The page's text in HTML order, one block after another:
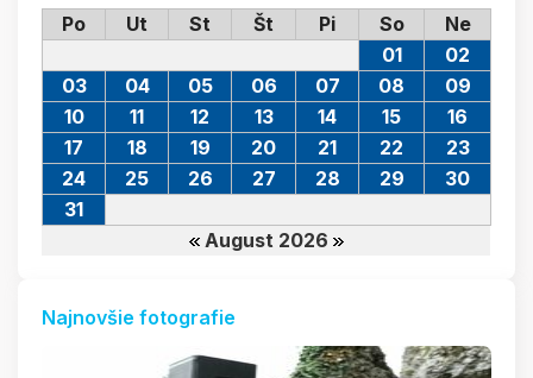
Po
Ut St Št Pi So Ne
August 2026
01
02
03
04 05 06 07 08
09
10
11 12 13 14 15
16
17
18 19 20 21 22
23
24
25 26 27 28 29
30
31
Najnovšie fotografie